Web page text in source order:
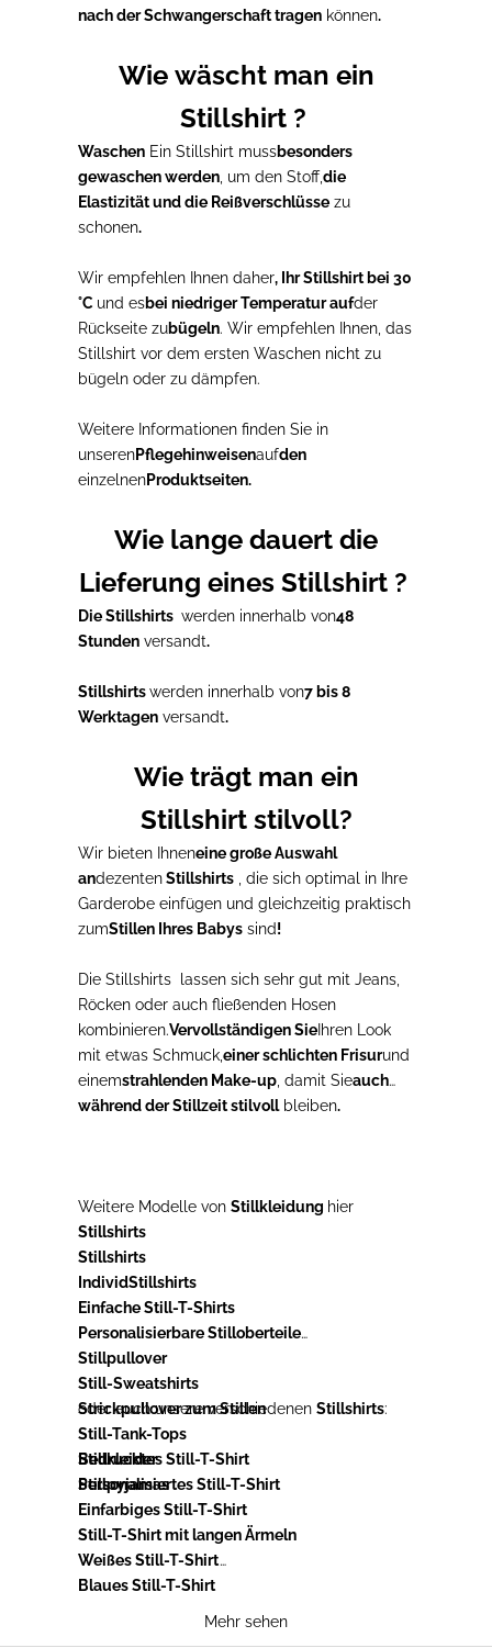
nach der Schwangerschaft tragen können.
Wie wäscht man ein
Stillshirt ?
Waschen Ein Stillshirt mussbesonders
gewaschen werden , um den Stoff,die
Elastizität und die Reißverschlüsse zu
schonen.
Wir empfehlen Ihnen daher, Ihr Stillshirt bei 30
°C und esbei niedriger Temperatur aufder
Rückseite zubügeln. Wir empfehlen Ihnen, das
Stillshirt vor dem ersten Waschen nicht zu
bügeln oder zu dämpfen.
Weitere Informationen finden Sie in
unserenPflegehinweisenaufden
einzelnenProduktseiten.
Wie lange dauert die
Lieferung eines Stillshirt ?
Die Stillshirts werden innerhalb von48
Stunden versandt.
Stillshirtswerden innerhalb von7 bis 8
Werktagen versandt.
Wie trägt man ein
Stillshirt stilvoll?
Wir bieten Ihneneine große Auswahl
andezentenStillshirts
, die sich optimal in Ihre
Garderobe einfügen und gleichzeitig praktisch
zumStillen Ihres Babys sind!
Die Stillshirts
lassen sich sehr gut mit Jeans,
Röcken oder auch fließenden Hosen
kombinieren.Vervollständigen Sie Ihren Look
mit etwas Schmuck,einer schlichten Frisurund
einemstrahlenden Make-up , damit Sieauch
während der Stillzeit stilvollbleiben.
Weitere Modelle von Stillkleidung hier
Stillshirts
Stillshirts
IndividStillshirts
Einfache Still-T-Shirts
Personalisierbare Stilloberteile
Stillpullover
Still-Sweatshirts
Strickpullover zum Stillen
Still-Tank-Tops
Stillkleider
Stillpyjamas
oder auch unsere verschiedenen Stillshirts:
Bedrucktes Still-T-Shirt
Personalisiertes Still-T-Shirt
Einfarbiges Still-T-Shirt
Still-T-Shirt mit langen Ärmeln
Weißes Still-T-Shirt
Blaues Still-T-Shirt
Mehr sehen